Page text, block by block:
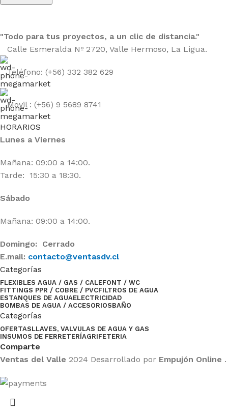
"Todo para tus proyectos, a un clic de distancia."
Calle Esmeralda Nº 2720, Valle Hermoso, La Ligua.
Teléfono: (+56) 332 382 629
Movil : (+56) 9 5689 8741
HORARIOS
Lunes a Viernes
Mañana: 09:00 a 14:00.
Tarde: 15:30 a 18:30.
Sábado
Mañana: 09:00 a 14:00.
Domingo: Cerrado
E.mail: contacto@ventasdv.cl
Categorías
FLEXIBLES AGUA / GAS / CALEFONT / WC
FITTINGS PPR / COBRE / PVCFILTROS DE AGUA
ESTANQUES DE AGUAELECTRICIDAD
BOMBAS DE AGUA / ACCESORIOSBAÑO
Categorías
OFERTASLLAVES, VALVULAS DE AGUA Y GAS
INSUMOS DE FERRETERÍAGRIFETERIA
Comparte
Ventas del Valle 2024 Desarrollado por Empujón Online .